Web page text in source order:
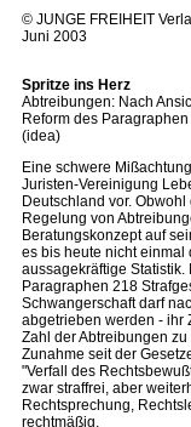
© JUNGE FREIHEIT
Juni 2003
Spritze ins Herz
Abtreibungen: Nach
Reform des
(idea)
Eine schwere
Juristen-Vereinigung
Deutschland vor.
Regelung von
Beratungskonzept auf
es bis heute nicht einmal
aussagekräftige Statistik.
Paragraphen 218
Schwangerschaft darf
abgetrieben werden - ihr
Zahl der Abtreibungen
Zunahme seit der
"Verfall des
zwar straffrei, aber
Rechtsprechung,
rechtmäßig.